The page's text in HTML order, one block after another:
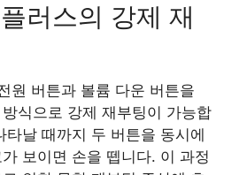
러스의 강제 재
원 버튼과 볼륨 다운 버튼을
식으로 강제 재부팅이 가능합
타날 때까지 두 버튼을 동시에
보이면 손을 뗍니다. 이 과정